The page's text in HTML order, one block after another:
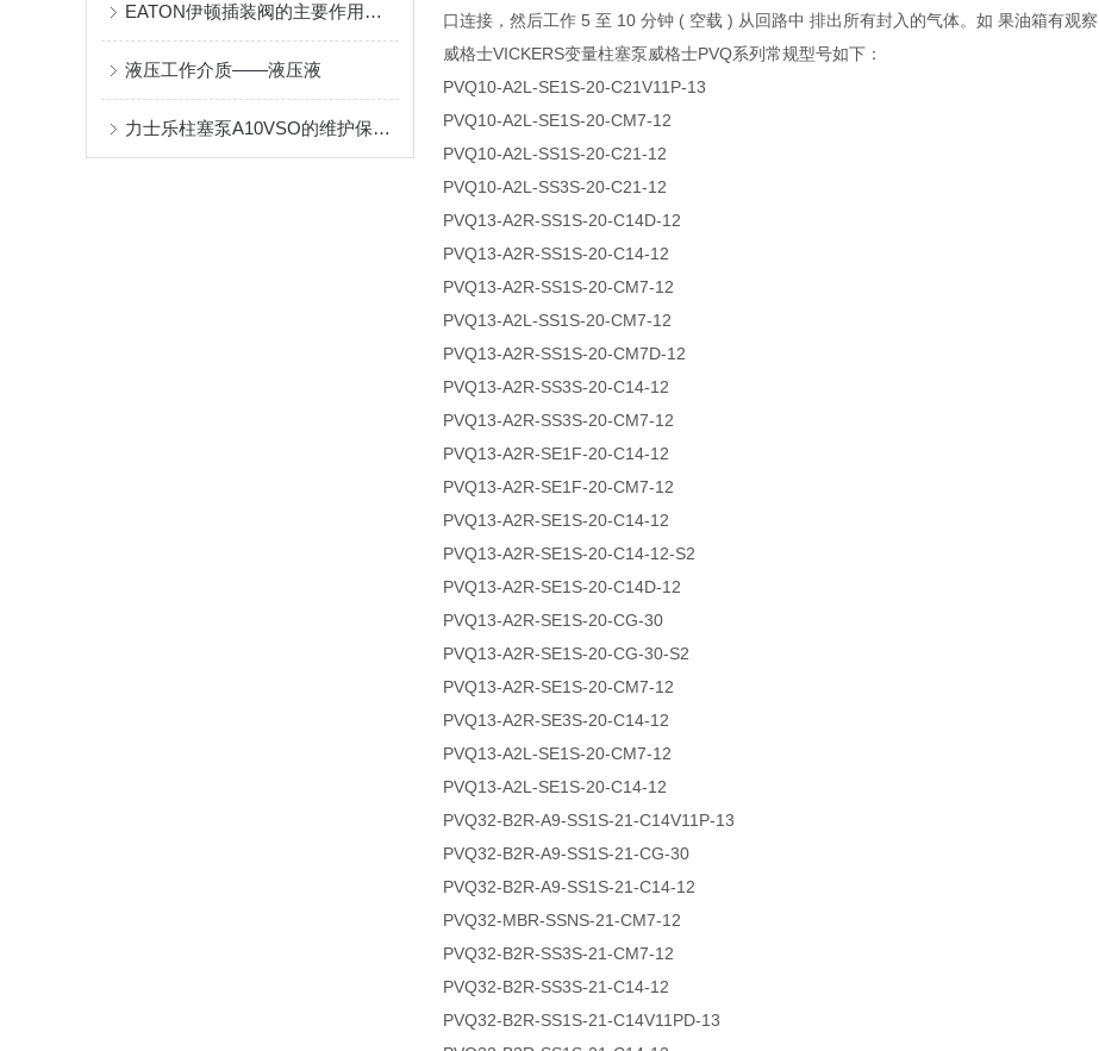
EATON伊顿插装阀的主要作用都有哪些？
液压工作介质——液压液
力士乐柱塞泵A10VSO的维护保养小技巧分享
口连接，然后工作 5 至 10 分钟 ( 空载 ) 从回路中 排出所有封入的气体。如 果油箱有观察
威格士VICKERS变量柱塞泵威格士PVQ系列常规型号如下：
PVQ10-A2L-SE1S-20-C21V11P-13
PVQ10-A2L-SE1S-20-CM7-12
PVQ10-A2L-SS1S-20-C21-12
PVQ10-A2L-SS3S-20-C21-12
PVQ13-A2R-SS1S-20-C14D-12
PVQ13-A2R-SS1S-20-C14-12
PVQ13-A2R-SS1S-20-CM7-12
PVQ13-A2L-SS1S-20-CM7-12
PVQ13-A2R-SS1S-20-CM7D-12
PVQ13-A2R-SS3S-20-C14-12
PVQ13-A2R-SS3S-20-CM7-12
PVQ13-A2R-SE1F-20-C14-12
PVQ13-A2R-SE1F-20-CM7-12
PVQ13-A2R-SE1S-20-C14-12
PVQ13-A2R-SE1S-20-C14-12-S2
PVQ13-A2R-SE1S-20-C14D-12
PVQ13-A2R-SE1S-20-CG-30
PVQ13-A2R-SE1S-20-CG-30-S2
PVQ13-A2R-SE1S-20-CM7-12
PVQ13-A2R-SE3S-20-C14-12
PVQ13-A2L-SE1S-20-CM7-12
PVQ13-A2L-SE1S-20-C14-12
PVQ32-B2R-A9-SS1S-21-C14V11P-13
PVQ32-B2R-A9-SS1S-21-CG-30
PVQ32-B2R-A9-SS1S-21-C14-12
PVQ32-MBR-SSNS-21-CM7-12
PVQ32-B2R-SS3S-21-CM7-12
PVQ32-B2R-SS3S-21-C14-12
PVQ32-B2R-SS1S-21-C14V11PD-13